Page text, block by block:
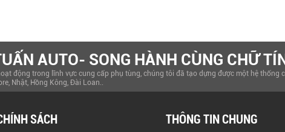
AUTO- SONG HÀNH CÙNG CHỮ
động trong lĩnh vực cung cấp phụ tùng, chúng tôi đã tạo dựng được một hệ thống
Nhật, Hồng Kông, Đài Loan..
SÁCH THÔNG TIN CHUNG